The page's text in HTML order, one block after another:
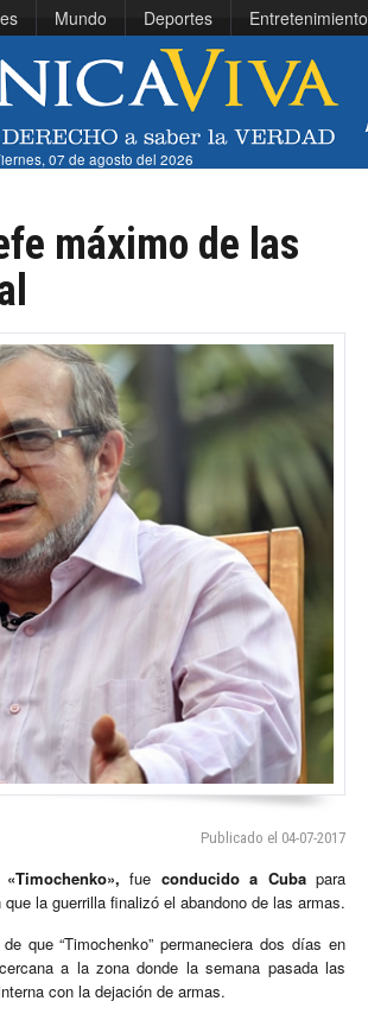
Mundo Deportes Entretenimiento
07 de agosto del 2026
máximo de las
Publicado el 04-07-2017
fue conducido a Cubapara
la guerrilla finalizó el abandono de las armas.
que “Timochenko” permaneciera dos días en
a la zona donde la semana pasada las
con la dejación de armas.